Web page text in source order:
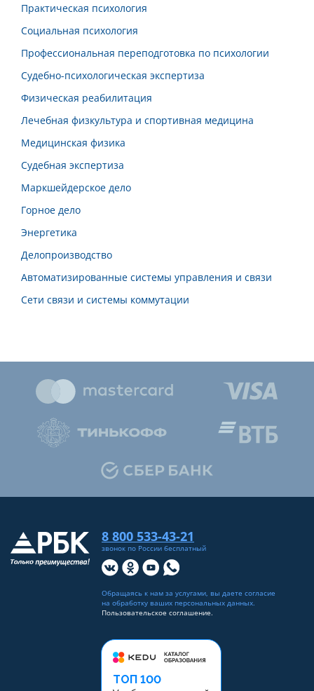
Практическая психология
Социальная психология
Профессиональная переподготовка по психологии
Судебно-психологическая экспертиза
Физическая реабилитация
Лечебная физкультура и спортивная медицина
Медицинская физика
Судебная экспертиза
Маркшейдерское дело
Горное дело
Энергетика
Делопроизводство
Автоматизированные системы управления и связи
Сети связи и системы коммутации
ТОП 100
8 800 533-43-21
звонок по России бесплатный
Обращаясь к нам за услугами, вы даете согласие
на обработку ваших персональных данных.
Пользовательское соглашение.